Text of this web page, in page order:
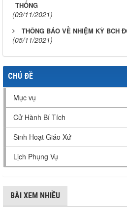
THỐNG
(09/11/2021)
THÔNG BÁO VỀ NHIỆM KỲ BCH
(05/11/2021)
CHỦ ĐỀ
Mục vụ
Cử Hành Bí Tích
Sinh Hoạt Giáo Xứ
Lịch Phụng Vụ
BÀI XEM NHIỀU